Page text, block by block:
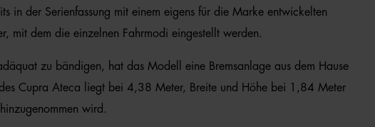
in der Serienfassung mit einem eigens für die Marke entwickelten
mit dem die einzelnen Fahrmodi eingestellt werden.
zu bändigen, hat das Modell eine Bremsanlage aus dem Hause
Cupra Ateca liegt bei 4,38 Meter, Breite und Höhe bei 1,84 Meter
wird.